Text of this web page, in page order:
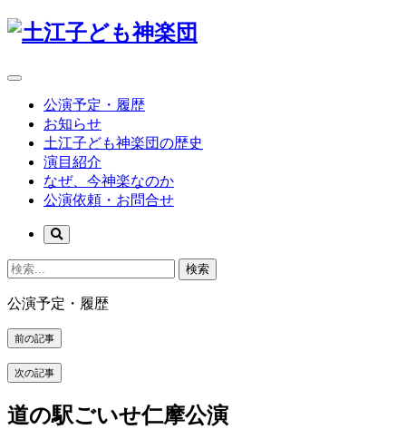
公演予定・履歴
お知らせ
土江子ども神楽団の歴史
演目紹介
なぜ、今神楽なのか
公演依頼・お問合せ
検索
公演予定・履歴
前の記事
次の記事
道の駅ごいせ仁摩公演